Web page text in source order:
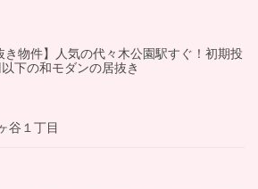
き物件】人気の代々木公園駅すぐ！初期投
下の和モダンの居抜き
谷１丁目